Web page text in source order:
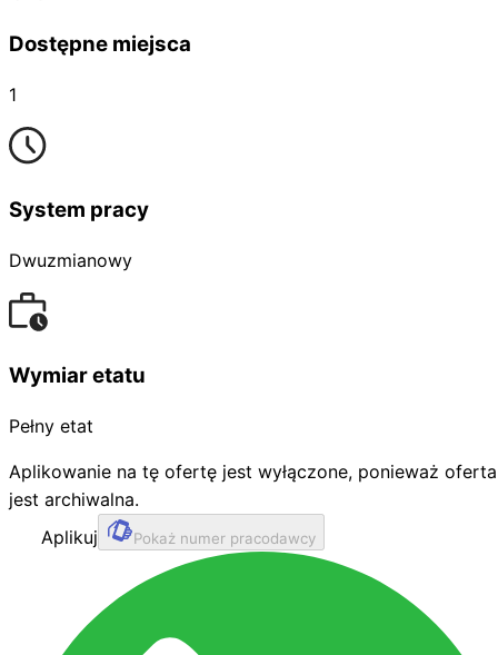
Dostępne miejsca
1
System pracy
Dwuzmianowy
Wymiar etatu
Pełny etat
Aplikowanie na tę ofertę jest wyłączone, ponieważ oferta
jest archiwalna.
Aplikuj
Pokaż numer pracodawcy